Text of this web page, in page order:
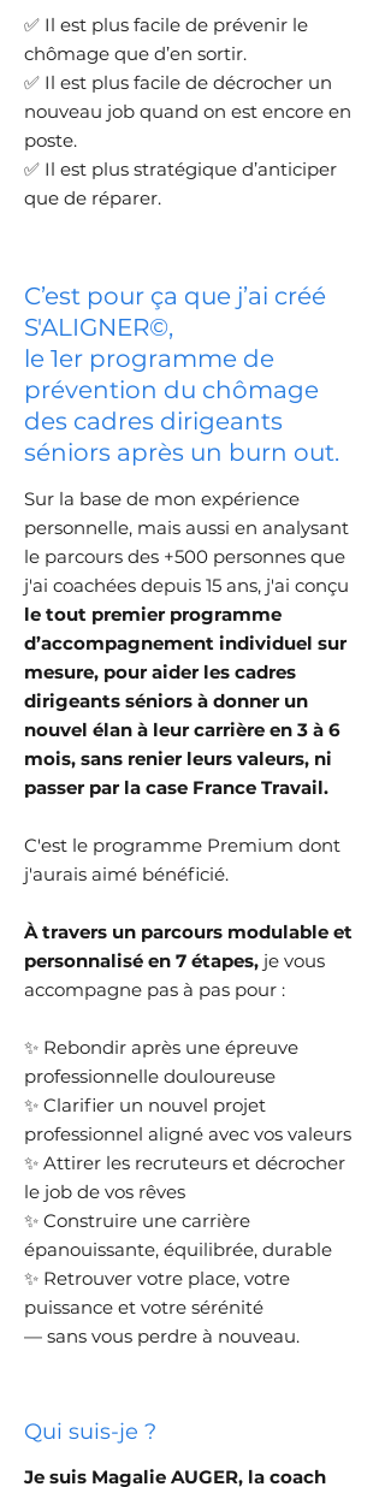
✅ Il est plus facile de prévenir le
chômage que d’en sortir.
✅ Il est plus facile de décrocher un
nouveau job quand on est encore en
poste.
✅ Il est plus stratégique d’anticiper
que de réparer.
C’est pour ça que j’ai créé
S'ALIGNER©,
le 1er programme de
prévention du chômage
des cadres dirigeants
séniors après un burn out.
Sur la base de mon expérience
personnelle, mais aussi en analysant
le parcours des +500 personnes que
j'ai coachées depuis 15 ans, j'ai conçu
le tout premier programme
d’accompagnement individuel sur
mesure, pour aider les cadres
dirigeants séniors à donner un
nouvel élan à leur carrière en 3 à 6
mois, sans renier leurs valeurs, ni
passer par la case France Travail.
C'est le programme Premium dont
j'aurais aimé bénéficié.
À travers un parcours modulable et
personnalisé en 7 étapes, je vous
accompagne pas à pas pour :
✨ Rebondir après une épreuve
professionnelle douloureuse
✨ Clarifier un nouvel projet
professionnel aligné avec vos valeurs
✨ Attirer les recruteurs et décrocher
le job de vos rêves
✨ Construire une carrière
épanouissante, équilibrée, durable
✨ Retrouver votre place, votre
puissance et votre sérénité
— sans vous perdre à nouveau.
Qui suis-je ?
Je suis Magalie AUGER, la coach